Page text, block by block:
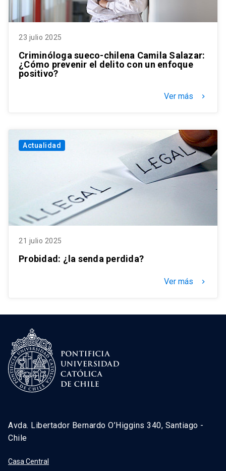
23 julio 2025
Criminóloga sueco-chilena Camila Salazar:
¿Cómo prevenir el delito con un enfoque
positivo?
Ver más keyboard_arrow_right
Actualidad
21 julio 2025
Probidad: ¿la senda perdida?
Ver más keyboard_arrow_right
Avda. Libertador Bernardo O’Higgins 340, Santiago -
Chile
Casa Central